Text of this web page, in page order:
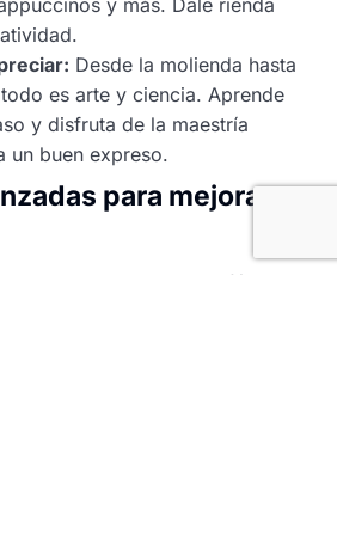
Desde la molienda hasta
es arte y ciencia. Aprende
y disfruta de la maestría
un buen expreso.
para mejorar tu
para preparar café un